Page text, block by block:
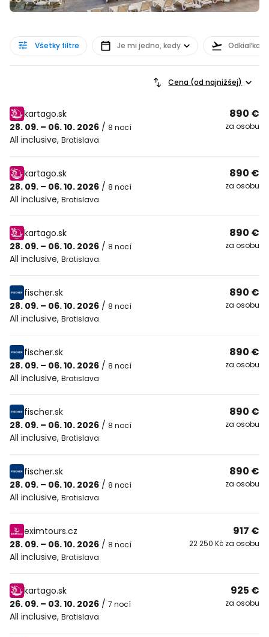
Všetky filtre Je mi jedno, kedy
Cena (od najnižšej)
kartago.sk
28. 09. – 06. 10. 2026 / 8 nocí
All inclusive, Bratislava
890 €
za osobu
kartago.sk
28. 09. – 06. 10. 2026 / 8 nocí
All inclusive, Bratislava
890 €
za osobu
kartago.sk
28. 09. – 06. 10. 2026 / 8 nocí
All inclusive, Bratislava
890 €
za osobu
fischer.sk
28. 09. – 06. 10. 2026 / 8 nocí
All inclusive, Bratislava
890 €
za osobu
fischer.sk
28. 09. – 06. 10. 2026 / 8 nocí
All inclusive, Bratislava
890 €
za osobu
fischer.sk
28. 09. – 06. 10. 2026 / 8 nocí
All inclusive, Bratislava
890 €
za osobu
fischer.sk
28. 09. – 06. 10. 2026 / 8 nocí
All inclusive, Bratislava
890 €
za osobu
eximtours.cz
28. 09. – 06. 10. 2026 / 8 nocí
All inclusive, Bratislava
917 €
22 250 Kč za osobu
kartago.sk
26. 09. – 03. 10. 2026 / 7 nocí
All inclusive, Bratislava
925 €
za osobu